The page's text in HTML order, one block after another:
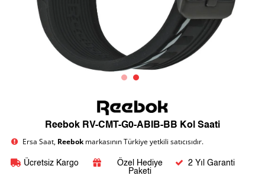
Reebok RV-CMT-G0-ABIB-BB Kol Saati
Ersa Saat, Reebokmarkasının Türkiye yetkili satıcısıdır.
Ücretsiz Kargo
Özel Hediye
Paketi
2 Yıl Garanti